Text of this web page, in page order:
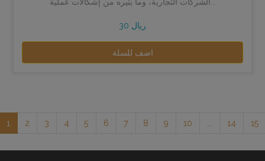
30 ريال
اضف للسلة
1 2 3 4 5 6 7 8 9 10 14 15